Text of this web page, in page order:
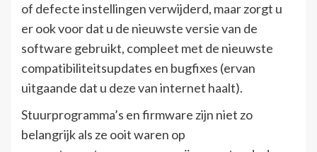
of defecte instellingen verwijderd, maar zorgt u
er ook voor dat u de nieuwste versie van de
software gebruikt, compleet met de nieuwste
compatibiliteitsupdates en bugfixes (ervan
uitgaande dat u deze van internet haalt).
Stuurprogramma’s en firmware zijn niet zo
belangrijk als ze ooit waren op